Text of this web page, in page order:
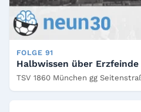
FOLGE 91
Halbwissen über Erzfeinde
TSV 1860 München gg